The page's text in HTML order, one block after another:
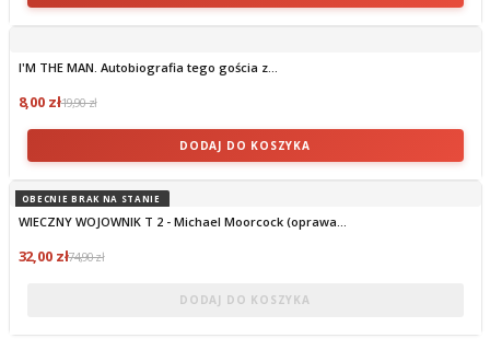
I'M THE MAN. Autobiografia tego gościa z...
8,00 zł19,90 zł
DODAJ DO KOSZYKA
OBECNIE BRAK NA STANIE
WIECZNY WOJOWNIK T 2 - Michael Moorcock (oprawa...
32,00 zł74,90 zł
DODAJ DO KOSZYKA